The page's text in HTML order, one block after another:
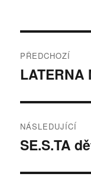
pro
PŘEDCHOZÍ
Předchozí
NÁSLEDUJÍCÍ
Následující
SE.S.TA